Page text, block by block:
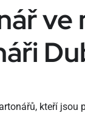
ve
kteří